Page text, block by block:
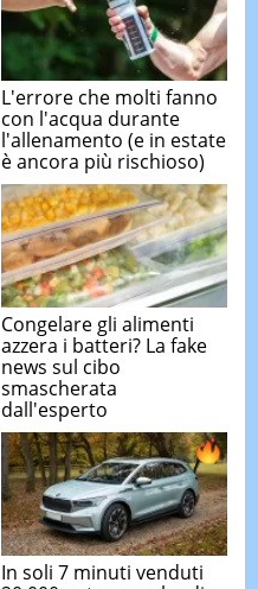
L'errore che molti fanno
con l'acqua durante
l'allenamento (e in estate
è ancora più rischioso)
Congelare gli alimenti
azzera i batteri? La fake
news sul cibo
smascherata
dall'esperto
In soli 7 minuti venduti